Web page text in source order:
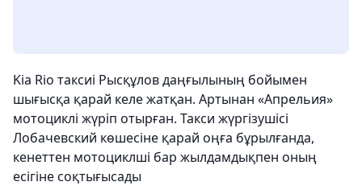
Kia Rio таксиі Рысқұлов даңғылының бойымен
шығысқа қарай келе жатқан. Артынан «Апрельия»
мотоциклі жүріп отырған. Такси жүргізушісі
Лобачевский көшесіне қарай оңға бұрылғанда,
кенеттен мотоциклші бар жылдамдықпен оның
есігіне соқтығысады